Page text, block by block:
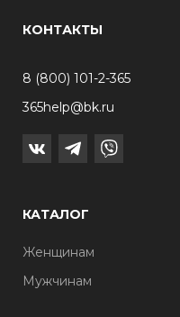
КОНТАКТЫ
8 (800) 101-2-365
365help@bk.ru
КАТАЛОГ
Женщинам
Мужчинам